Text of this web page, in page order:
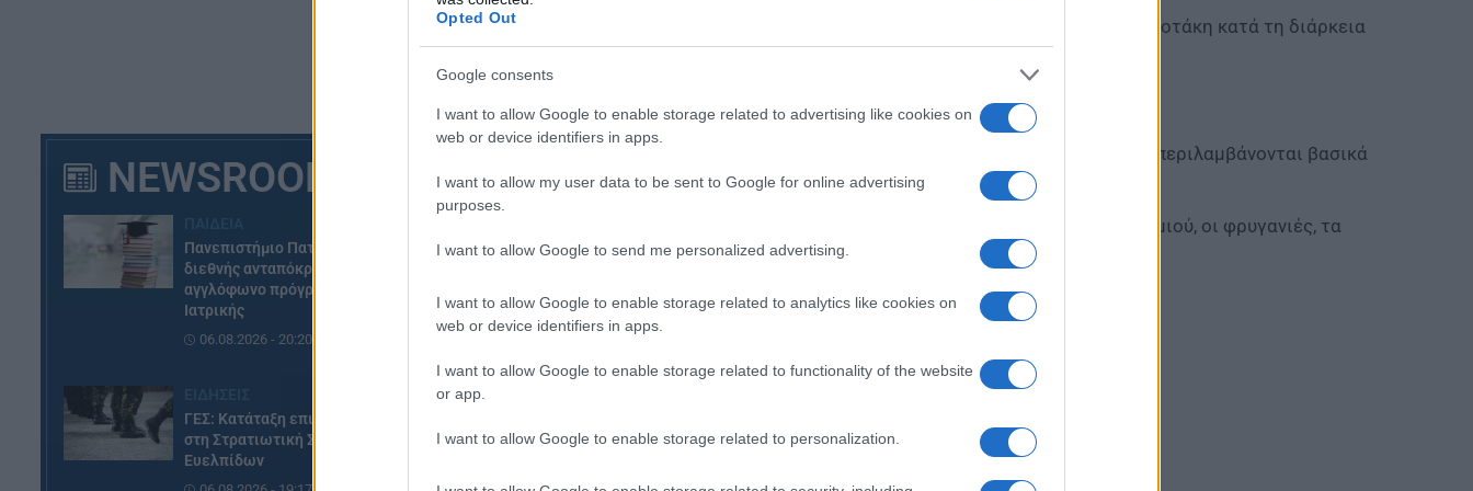
Opted Out
Google consents
I want to allow Google to enable storage related to advertising like cookies on
web or device identifiers in apps.
I want to allow my user data to be sent to Google for online advertising
purposes.
I want to allow Google to send me personalized advertising.
I want to allow Google to enable storage related to analytics like cookies on
web or device identifiers in apps.
I want to allow Google to enable storage related to functionality of the website
or app.
I want to allow Google to enable storage related to personalization.
NEWSROOM
Πανεπιστήμιο Πατρών: Ισχυρή
διεθνής ανταπόκριση στο νέο
αγγλόφωνο πρόγραμμα
Ιατρικής
06.08.2026 - 20:20
ΓΕΣ: Κατάταξη επιτυχόντων
στη Στρατιωτική Σχολή
Ευελπίδων
Η επιβολή του πλαφόν είχε προαναγγελθεί από τον πρωθυπουργό Κυριάκο Μητσοτάκη κατά τη διάρκεια
συνάντησής του με τον πρόεδρο της Βουλής Κωνσταντίνο Τασούλα.
Βασικά τρόφιμα που περιλαμβάνονται στο μέτρο
Μεταξύ των προϊόντων στα οποία επιβάλλεται πλαφόν στο περιθώριο κέρδους περιλαμβάνονται βασικά
τρόφιμα που βρίσκονται καθημερινά στο τραπέζι των νοικοκυριών.
Στη λίστα βρίσκονται προϊόντα όπως το ρύζι, το ψωμί για τοστ, η φρατζόλα ψωμιού, οι φρυγανιές, τα
μακαρόνια τύπου σπαγγέτι και το αλεύρι για όλες τις χρήσεις.